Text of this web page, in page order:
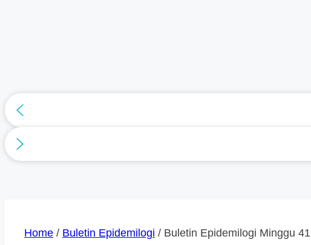
Home / Buletin Epidemilogi / Buletin Epidemilogi Minggu 41